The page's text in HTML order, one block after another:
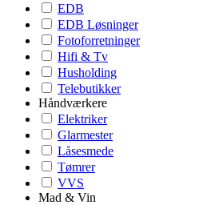
EDB
EDB Løsninger
Fotoforretninger
Hifi & Tv
Husholding
Telebutikker
Håndværkere
Elektriker
Glarmester
Låsesmede
Tømrer
VVS
Mad & Vin